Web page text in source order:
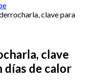
clave para
clave
días de calor